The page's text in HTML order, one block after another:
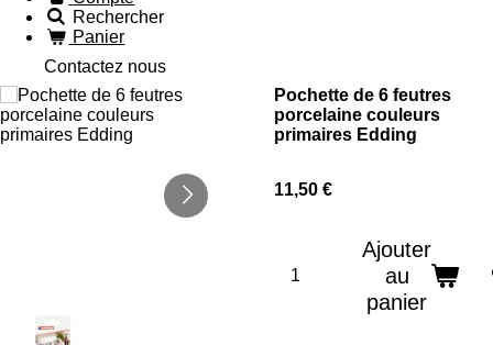
Rechercher
Panier
Contactez nous
Pochette de 6 feutres
porcelaine couleurs
primaires Edding
11,50 €
Ajouter
au
panier